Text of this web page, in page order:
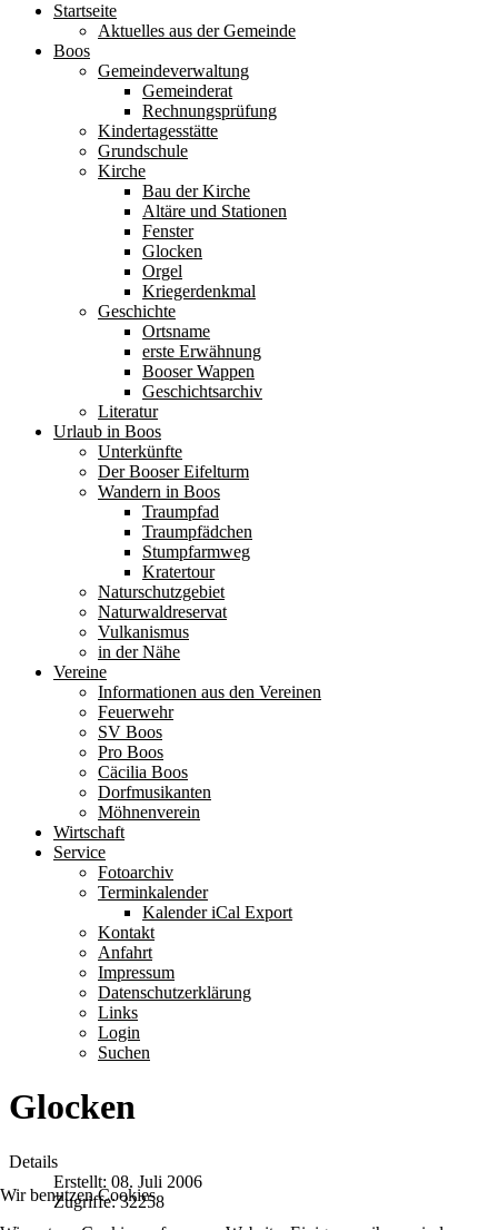
Startseite
Aktuelles aus der Gemeinde
Boos
Gemeindeverwaltung
Gemeinderat
Rechnungsprüfung
Kindertagesstätte
Grundschule
Kirche
Bau der Kirche
Altäre und Stationen
Fenster
Glocken
Orgel
Kriegerdenkmal
Geschichte
Ortsname
erste Erwähnung
Booser Wappen
Geschichtsarchiv
Literatur
Urlaub in Boos
Unterkünfte
Der Booser Eifelturm
Wandern in Boos
Traumpfad
Traumpfädchen
Stumpfarmweg
Kratertour
Naturschutzgebiet
Naturwaldreservat
Vulkanismus
in der Nähe
Vereine
Informationen aus den Vereinen
Feuerwehr
SV Boos
Pro Boos
Cäcilia Boos
Dorfmusikanten
Möhnenverein
Wirtschaft
Service
Fotoarchiv
Terminkalender
Kalender iCal Export
Kontakt
Anfahrt
Impressum
Datenschutzerklärung
Links
Login
Suchen
Glocken
Details
Erstellt: 08. Juli 2006
Zugriffe: 32258
Wir benutzen Cookies